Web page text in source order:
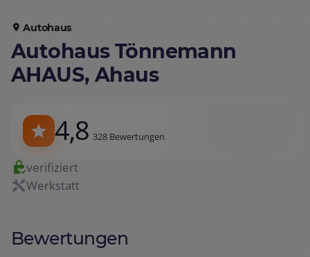
Autohaus
Autohaus Tönnemann
AHAUS, Ahaus
4,8 328 Bewertungen
verifiziert
Werkstatt
Bewertungen